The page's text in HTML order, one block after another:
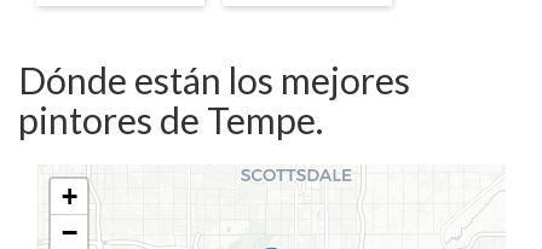
Dónde están los mejores
pintores de Tempe.
+
−